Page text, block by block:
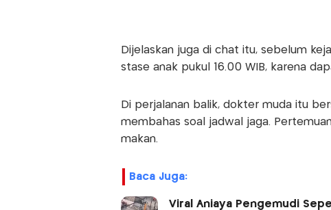
Dijelaskan juga di chat itu, sebelum
stase anak pukul 16.00 WIB, karena
Di perjalanan balik, dokter muda itu
membahas soal jadwal jaga.
makan.
Baca Juga:
Viral Aniaya Pengemudi